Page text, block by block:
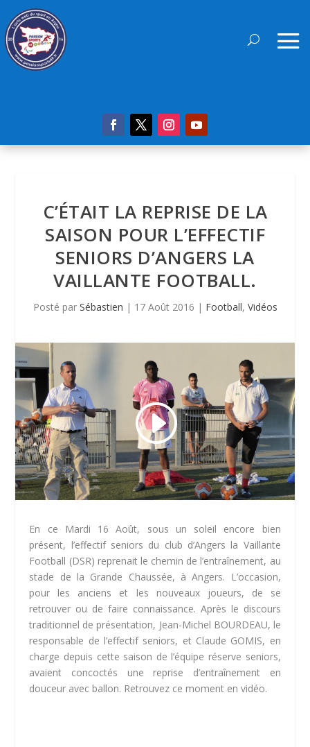
C’ÉTAIT LA REPRISE DE LA
SAISON POUR L’EFFECTIF
SENIORS D’ANGERS LA
VAILLANTE FOOTBALL.
Posté par Sébastien | 17 Août 2016 | Football, Vidéos
En ce Mardi 16 Août, sous un soleil encore bien
présent, l’effectif seniors du club d’Angers la Vaillante
Football (DSR) reprenait le chemin de l’entraînement, au
stade de la Grande Chaussée, à Angers. L’occasion,
pour les anciens et les nouveaux joueurs, de se
retrouver ou de faire connaissance. Après le discours
traditionnel de présentation, Jean-Michel BOURDEAU, le
responsable de l’effectif seniors, et Claude GOMIS, en
charge depuis cette saison de l’équipe réserve seniors,
avaient concoctés une reprise d’entraînement en
douceur avec ballon. Retrouvez ce moment en vidéo.